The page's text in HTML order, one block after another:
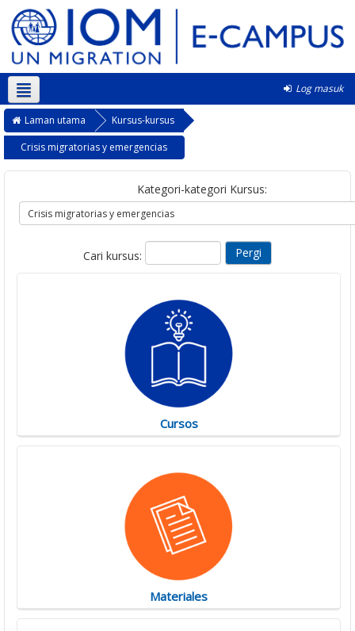
Log masuk
Bahasa Melayu ‎(ms)‎
Laman utama
Kursus-kursus
Crisis migratorias y emergencias
Kategori-kategori Kursus:
Cari kursus:
Cursos
Materiales